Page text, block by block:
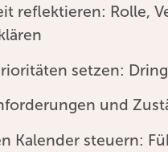
reflektieren: Rolle,
setzen:
und
Kalender steuern: